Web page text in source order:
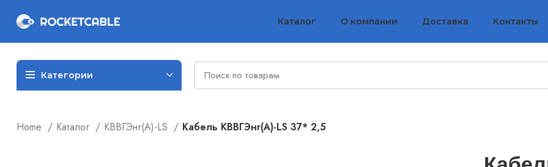
Каталог О компании Доставка Контакты
Категории
Home Каталог КВВГЭнг(А)-LS Кабель КВВГЭнг(А)-LS 37* 2,5